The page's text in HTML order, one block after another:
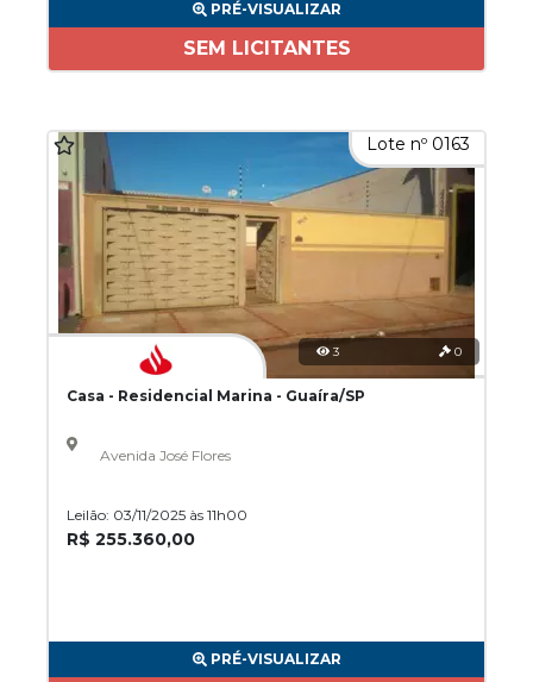
PRÉ-VISUALIZAR
SEM LICITANTES
Lote nº 0163
3 0
Casa - Residencial Marina - Guaíra/SP
Avenida José Flores
Leilão: 03/11/2025 às 11h00
R$ 255.360,00
PRÉ-VISUALIZAR